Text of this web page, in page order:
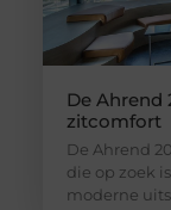
De Ahrend
zitcomfort
De Ahrend
die op zoek
moderne